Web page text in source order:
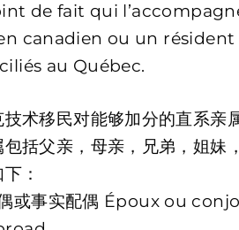
de fait qui
canadien ou un
au Québec.
技术移民对能够加分的直系亲
包括父亲，母亲，兄弟，姐妹
：
或事实配偶 Époux ou